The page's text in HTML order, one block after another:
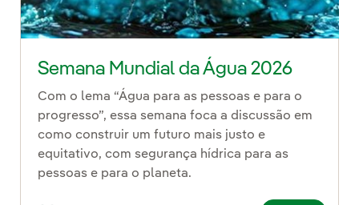
Semana Mundial da Água 2026
Com o lema “Água para as pessoas e para o
progresso”, essa semana foca a discussão em
como construir um futuro mais justo e
equitativo, com segurança hídrica para as
pessoas e para o planeta.